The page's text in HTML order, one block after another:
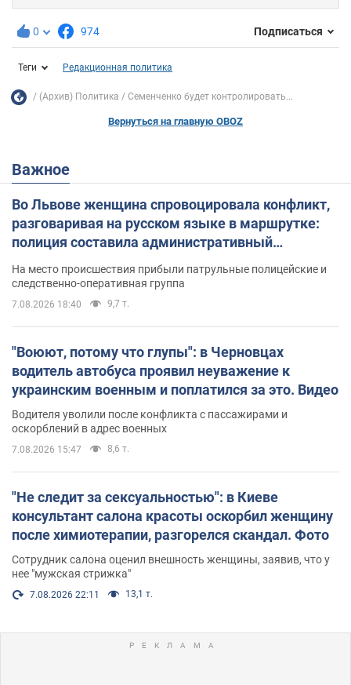
0 974 Подписаться
Теги Редакционная политика
(Архив) Политика Семенченко будет контролировать...
Вернуться на главную OBOZ
Важное
Во Львове женщина спровоцировала конфликт,
разговаривая на русском языке в маршрутке:
полиция составила административный
На место происшествия прибыли патрульные полицейские и
следственно-оперативная группа
7.08.2026 18:40 9,7 т.
"Воюют, потому что глупы": в Черновцах
водитель автобуса проявил неуважение к
украинским военным и поплатился за это. Видео
Водителя уволили после конфликта с пассажирами и
оскорблений в адрес военных
7.08.2026 15:47 8,6 т.
"Не следит за сексуальностью": в Киеве
консультант салона красоты оскорбил женщину
после химиотерапии, разгорелся скандал. Фото
Сотрудник салона оценил внешность женщины, заявив, что у
нее "мужская стрижка"
7.08.2026 22:11 13,1 т.